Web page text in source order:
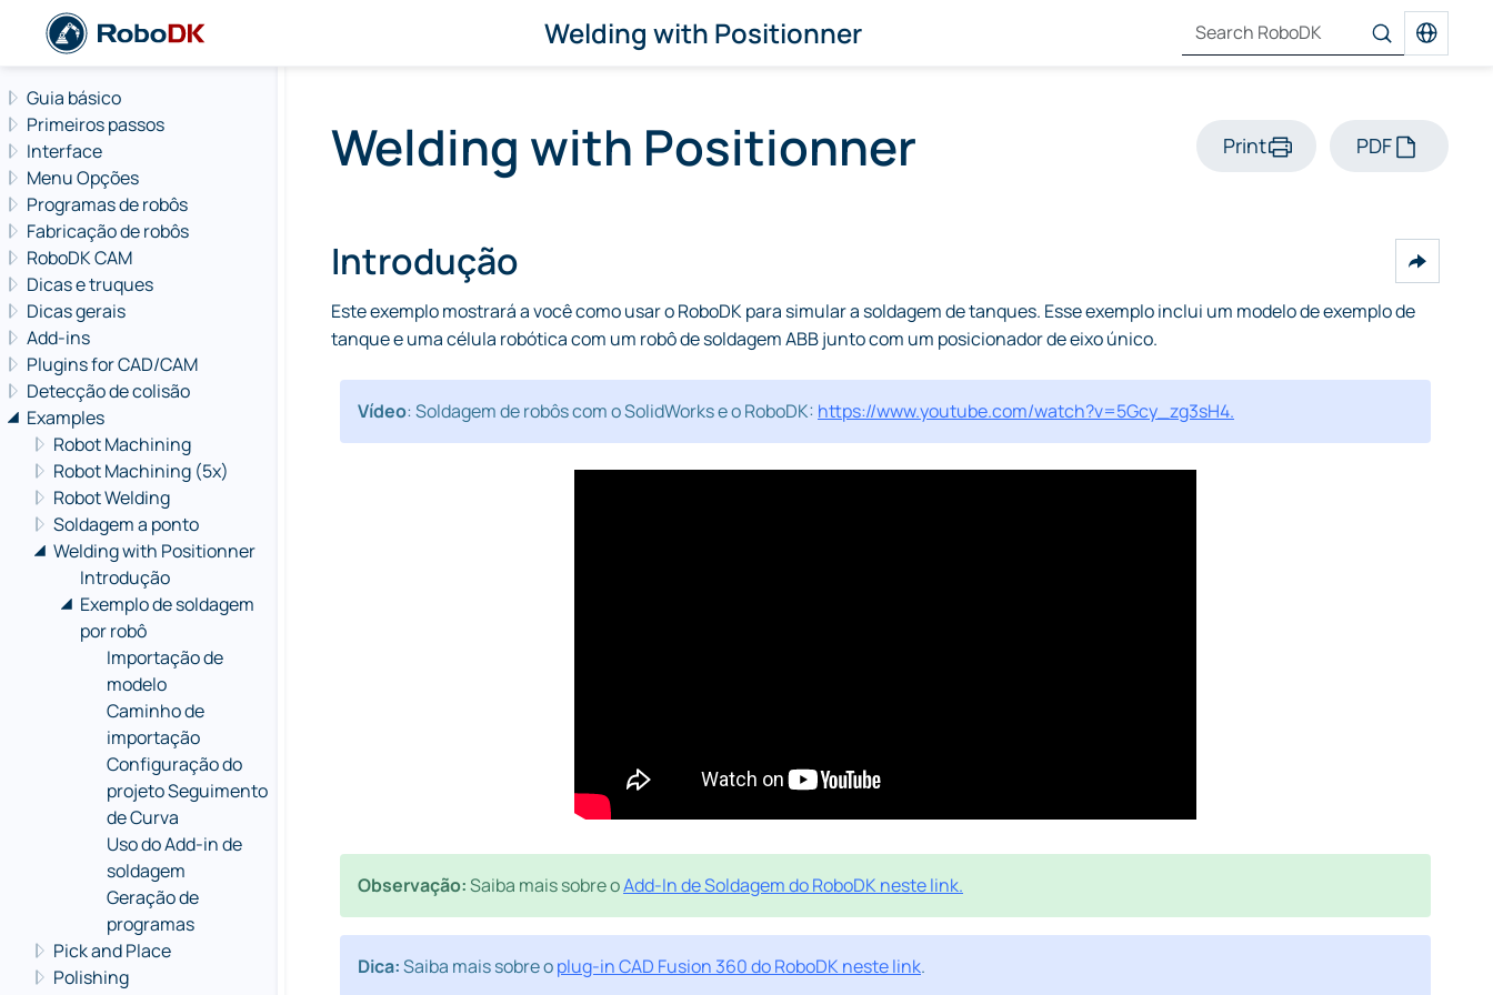
Welding with Positionner
Guia básico
Primeiros passos
Interface
Menu Opções
Programas de robôs
Fabricação de robôs
RoboDK CAM
Dicas e truques
Dicas gerais
Add-ins
Plugins for CAD/CAM
Detecção de colisão
Examples
Robot Machining
Robot Machining (5x)
Robot Welding
Soldagem a ponto
Welding with Positionner
Introdução
Exemplo de soldagem
por robô
Importação de
modelo
Caminho de
importação
Configuração do
projeto Seguimento
de Curva
Uso do Add-in de
soldagem
Geração de
programas
Pick and Place
Polishing
Welding with Positionner Print PDF
Introdução
Este exemplo mostrará a você como usar o RoboDK para simular a soldagem de tanques. Esse exemplo inclui um modelo de exemplo de
tanque e uma célula robótica com um robô de soldagem ABB junto com um posicionador de eixo único.
Vídeo: Soldagem de robôs com o SolidWorks e o RoboDK: https://www.youtube.com/watch?v=5Gcy_zg3sH4.
Observação:Saiba mais sobre oAdd-In de Soldagem do RoboDK neste link.
Dica:Saiba mais sobre oplug-in CAD Fusion 360 do RoboDK neste link.